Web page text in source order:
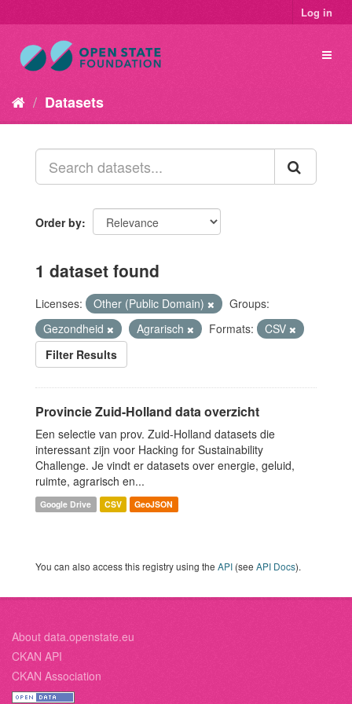
Log in
Datasets
Order by
1 dataset found
Licenses: Other (Public Domain)
Groups:
Gezondheid
Agrarisch Formats:
CSV
Filter Results
Provincie Zuid-Holland data overzicht
Een selectie van prov. Zuid-Holland datasets die
interessant zijn voor Hacking for Sustainability
Challenge. Je vindt er datasets over energie, geluid,
ruimte, agrarisch en...
Google Drive CSV GeoJSON
You can also access this registry using the API (see API Docs).
About data.openstate.eu
CKAN API
CKAN Association